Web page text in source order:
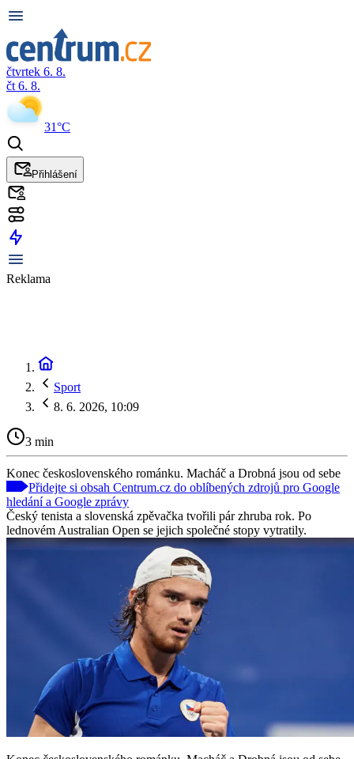
čtvrtek 6. 8.
čt 6. 8.
31°C
Přihlášení
Reklama
Sport
8. 6. 2026, 10:09
3 min
Konec československého románku. Macháč a Drobná jsou od sebe
Přidejte si obsah Centrum.cz do oblíbených zdrojů pro Google
hledání a Google zprávy
Český tenista a slovenská zpěvačka tvořili pár zhruba rok. Po
lednovém Australian Open se jejich společné stopy vytratily.